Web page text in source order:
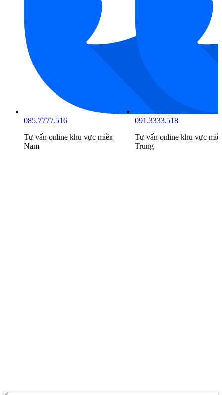
085.7777.516
Tư vấn online khu vực miền
Nam
091.3333.518
Tư vấn online khu vực
Trung